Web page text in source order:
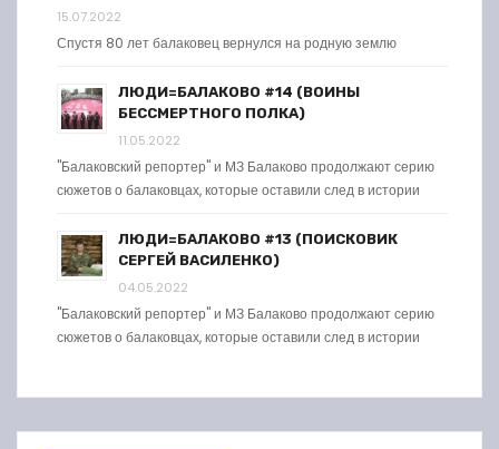
15.07.2022
Спустя 80 лет балаковец вернулся на родную землю
ЛЮДИ=БАЛАКОВО #14 (ВОИНЫ
БЕССМЕРТНОГО ПОЛКА)
11.05.2022
"Балаковский репортер" и МЗ Балаково продолжают серию
сюжетов о балаковцах, которые оставили след в истории
ЛЮДИ=БАЛАКОВО #13 (ПОИСКОВИК
СЕРГЕЙ ВАСИЛЕНКО)
04.05.2022
"Балаковский репортер" и МЗ Балаково продолжают серию
сюжетов о балаковцах, которые оставили след в истории